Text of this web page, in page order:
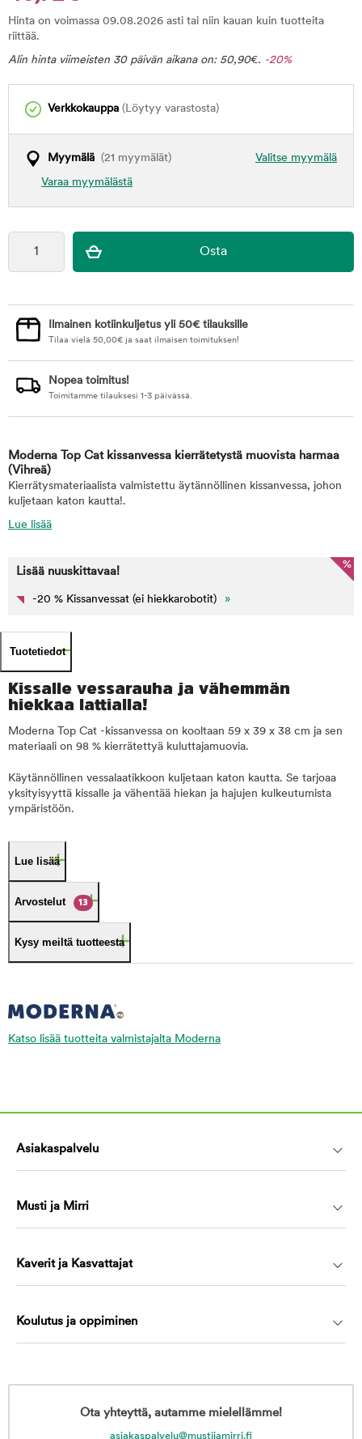
Hinta on voimassa 09.08.2026 asti tai niin kauan kuin tuotteita
riittää.
Alin hinta viimeisten 30 päivän aikana on: 50,90€. -20%
Verkkokauppa (Löytyy varastosta)
Valitse myymälä
Myymälä (21 myymälät)
Varaa myymälästä
Ilmainen kotiinkuljetus yli 50€ tilauksille
Tilaa vielä 50,00€ ja saat ilmaisen toimituksen!
Nopea toimitus!
Toimitamme tilauksesi 1-3 päivässä.
Moderna Top Cat kissanvessa kierrätetystä muovista harmaa
(Vihreä)
Kierrätysmateriaalista valmistettu äytännöllinen kissanvessa, johon
kuljetaan katon kautta!.
Lue lisää
%
Lisää nuuskittavaa!
-20 % Kissanvessat (ei hiekkarobotit) »
Tuotetiedot
Kissalle vessarauha ja vähemmän
hiekkaa lattialla!
Moderna Top Cat -kissanvessa on kooltaan 59 x 39 x 38 cm ja sen
materiaali on 98 % kierrätettyä kuluttajamuovia.
Käytännöllinen vessalaatikkoon kuljetaan katon kautta. Se tarjoaa
yksityisyyttä kissalle ja vähentää hiekan ja hajujen kulkeutumista
ympäristöön.
Lue lisää
Arvostelut 13
Kysy meiltä tuotteesta
Katso lisää tuotteita valmistajalta Moderna
Asiakaspalvelu
Musti ja Mirri
Kaverit ja Kasvattajat
Koulutus ja oppiminen
Ota yhteyttä, autamme mielellämme!
asiakaspalvelu@mustijamirri.fi